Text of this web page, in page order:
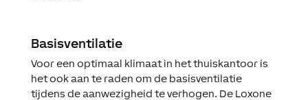
Basisventilatie
Voor een optimaal klimaat in het thuiskantoor is
het ook aan te raden om de basisventilatie
tijdens de aanwezigheid te verhogen. De Loxone